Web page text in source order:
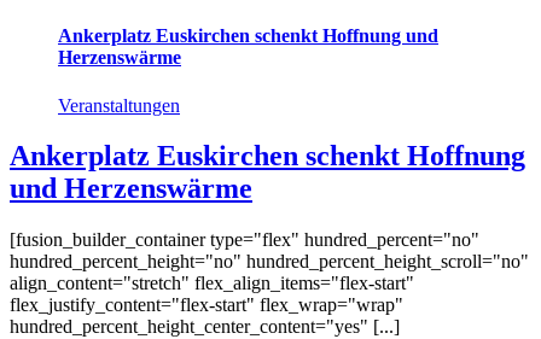
Ankerplatz Euskirchen schenkt Hoffnung und
Herzenswärme
Veranstaltungen
Ankerplatz Euskirchen schenkt Hoffnung
und Herzenswärme
[fusion_builder_container type="flex" hundred_percent="no"
hundred_percent_height="no" hundred_percent_height_scroll="no"
align_content="stretch" flex_align_items="flex-start"
flex_justify_content="flex-start" flex_wrap="wrap"
hundred_percent_height_center_content="yes" [...]